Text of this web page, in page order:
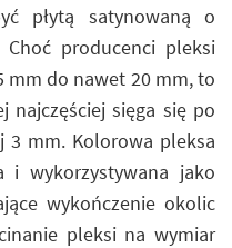
płytą satynowaną o
producenci pleksi
mm do nawet 20 mm, to
najczęściej sięga się po
3 mm. Kolorowa pleksa
i wykorzystywana jako
wykończenie okolic
pleksi na wymiar